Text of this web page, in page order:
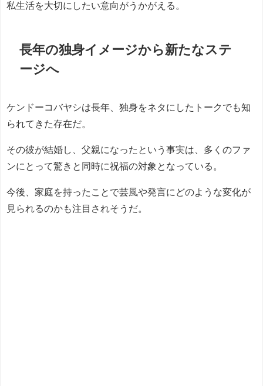
私生活を大切にしたい意向がうかがえる。
長年の独身イメージから新たなステ
ージへ
ケンドーコバヤシは長年、独身をネタにしたトークでも知
られてきた存在だ。
その彼が結婚し、父親になったという事実は、多くのファ
ンにとって驚きと同時に祝福の対象となっている。
今後、家庭を持ったことで芸風や発言にどのような変化が
見られるのかも注目されそうだ。